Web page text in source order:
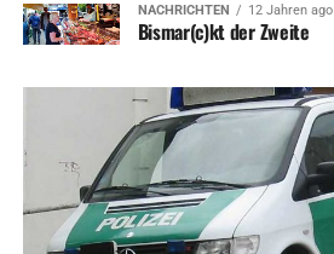
NACHRICHTEN 12 Jahren ago
Bismar(c)kt der Zweite